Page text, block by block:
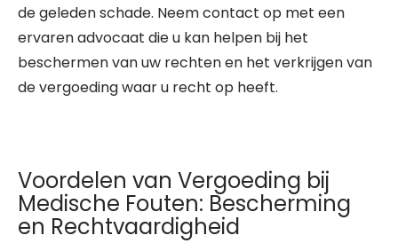
de geleden schade. Neem contact op met een
ervaren advocaat die u kan helpen bij het
beschermen van uw rechten en het verkrijgen van
de vergoeding waar u recht op heeft.
Voordelen van Vergoeding bij
Medische Fouten: Bescherming
en Rechtvaardigheid